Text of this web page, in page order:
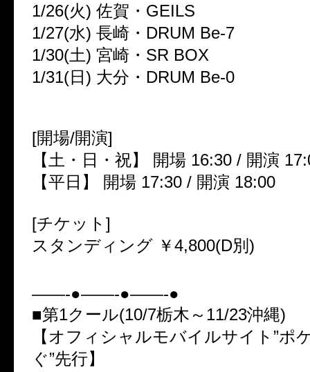
1/26(火) 佐賀・GEILS
1/27(水) 長崎・DRUM Be-7
1/30(土) 宮崎・SR BOX
1/31(日) 大分・DRUM Be-0
[開場/開演]
【土・日・祝】 開場 16:30 / 開演
【平日】 開場 17:30 / 開演 18:00
[チケット]
スタンディング ￥4,800(D別)
——-●——-●——-●
■第1クール(10/7栃木～11/23沖縄)
【オフィシャルモバイルサイト”ポ
ぐ”先行】